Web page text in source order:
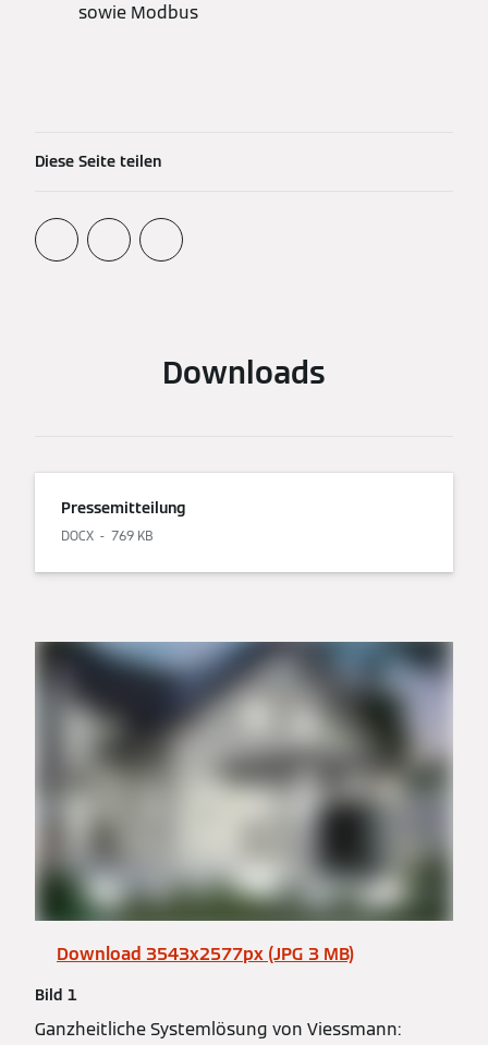
sowie Modbus
Diese Seite teilen
Downloads
Pressemitteilung
DOCX 769 KB
Download 3543x2577px (JPG 3 MB)
Bild 1
Ganzheitliche Systemlösung von Viessmann: